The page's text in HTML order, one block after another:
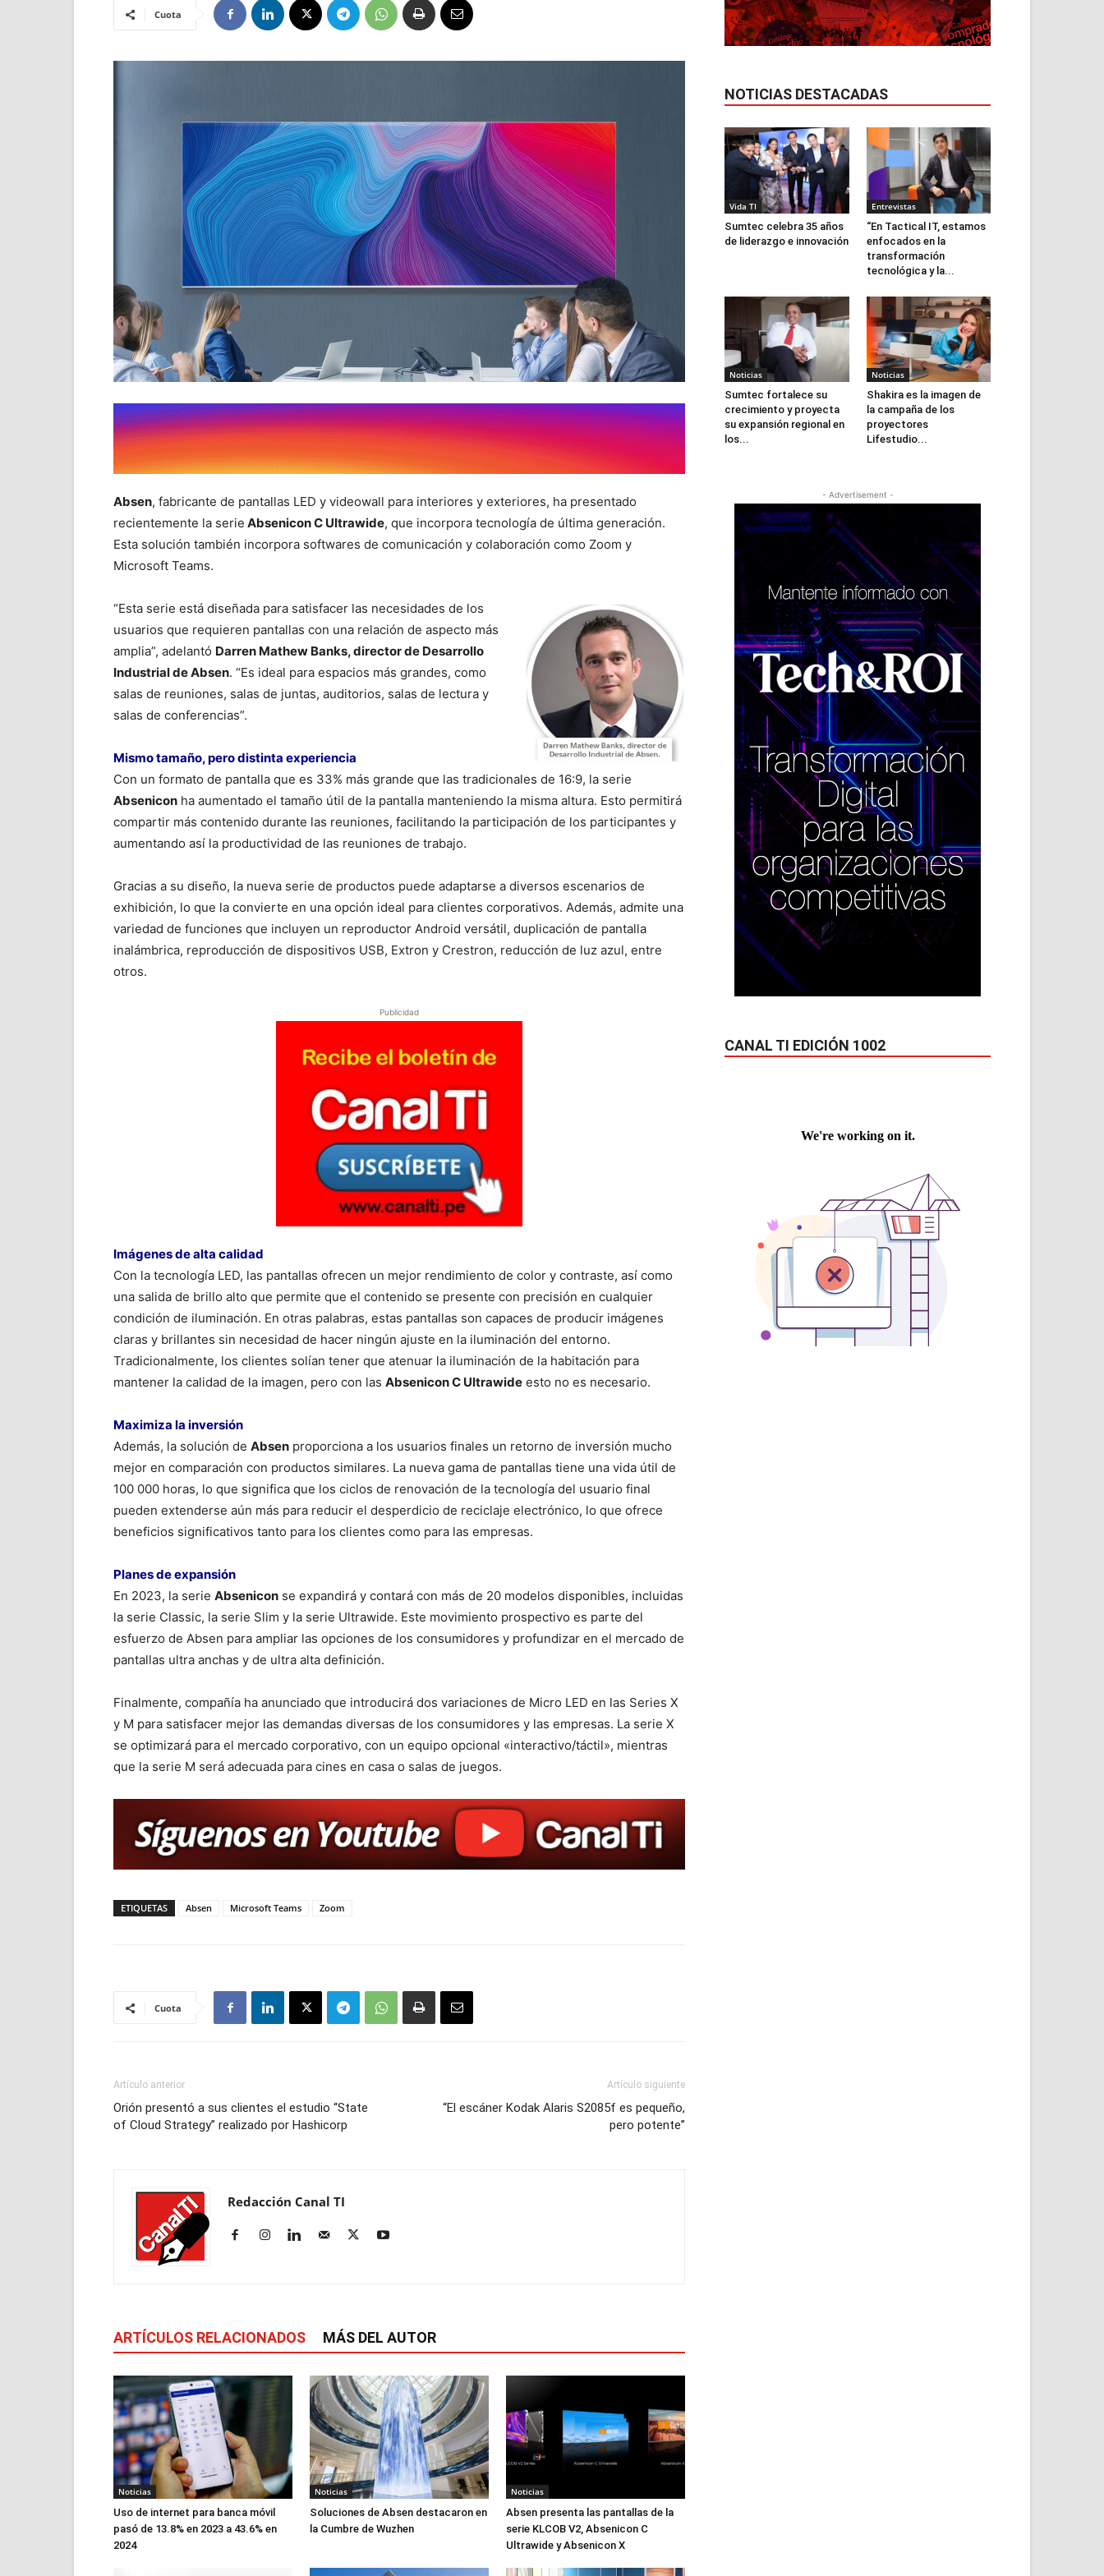
Cuota
Absen, fabricante de pantallas LED y videowall para interiores y exteriores, ha presentado
recientemente la serie Absenicon C Ultrawide, que incorpora tecnología de última generación.
Esta solución también incorpora softwares de comunicación y colaboración como Zoom y
Microsoft Teams.
“Esta serie está diseñada para satisfacer las necesidades de los
usuarios que requieren pantallas con una relación de aspecto más
amplia”, adelantó Darren Mathew Banks, director de Desarrollo
Industrial de Absen. “Es ideal para espacios más grandes, como
salas de reuniones, salas de juntas, auditorios, salas de lectura y
salas de conferencias”.
Mismo tamaño, pero distinta experiencia
Con un formato de pantalla que es 33% más grande que las tradicionales de 16:9, la serie
Absenicon ha aumentado el tamaño útil de la pantalla manteniendo la misma altura. Esto permitirá
compartir más contenido durante las reuniones, facilitando la participación de los participantes y
aumentando así la productividad de las reuniones de trabajo.
Gracias a su diseño, la nueva serie de productos puede adaptarse a diversos escenarios de
exhibición, lo que la convierte en una opción ideal para clientes corporativos. Además, admite una
variedad de funciones que incluyen un reproductor Android versátil, duplicación de pantalla
inalámbrica, reproducción de dispositivos USB, Extron y Crestron, reducción de luz azul, entre
otros.
Publicidad
Imágenes de alta calidad
Con la tecnología LED, las pantallas ofrecen un mejor rendimiento de color y contraste, así como
una salida de brillo alto que permite que el contenido se presente con precisión en cualquier
condición de iluminación. En otras palabras, estas pantallas son capaces de producir imágenes
claras y brillantes sin necesidad de hacer ningún ajuste en la iluminación del entorno.
Tradicionalmente, los clientes solían tener que atenuar la iluminación de la habitación para
mantener la calidad de la imagen, pero con las Absenicon C Ultrawide esto no es necesario.
Maximiza la inversión
Además, la solución de Absen proporciona a los usuarios finales un retorno de inversión mucho
mejor en comparación con productos similares. La nueva gama de pantallas tiene una vida útil de
100 000 horas, lo que significa que los ciclos de renovación de la tecnología del usuario final
pueden extenderse aún más para reducir el desperdicio de reciclaje electrónico, lo que ofrece
beneficios significativos tanto para los clientes como para las empresas.
Planes de expansión
En 2023, la serie Absenicon se expandirá y contará con más de 20 modelos disponibles, incluidas
la serie Classic, la serie Slim y la serie Ultrawide. Este movimiento prospectivo es parte del
esfuerzo de Absen para ampliar las opciones de los consumidores y profundizar en el mercado de
pantallas ultra anchas y de ultra alta definición.
Finalmente, compañía ha anunciado que introducirá dos variaciones de Micro LED en las Series X
y M para satisfacer mejor las demandas diversas de los consumidores y las empresas. La serie X
se optimizará para el mercado corporativo, con un equipo opcional «interactivo/táctil», mientras
que la serie M será adecuada para cines en casa o salas de juegos.
ETIQUETAS Absen Microsoft Teams Zoom
Cuota
Artículo anterior
Orión presentó a sus clientes el estudio “State
of Cloud Strategy” realizado por Hashicorp
Artículo siguiente
“El escáner Kodak Alaris S2085f es pequeño,
pero potente”
Redacción Canal TI
ARTÍCULOS RELACIONADOS MÁS DEL AUTOR
Noticias
Uso de internet para banca móvil
pasó de 13.8% en 2023 a 43.6% en
2024
Noticias
Soluciones de Absen destacaron en
la Cumbre de Wuzhen
Noticias
Absen presenta las pantallas de la
serie KLCOB V2, Absenicon C
Ultrawide y Absenicon X
NOTICIAS DESTACADAS
Vida TI
Sumtec celebra 35 años
de liderazgo e innovación
Entrevistas
“En Tactical IT, estamos
enfocados en la
transformación
tecnológica y la...
Noticias
Sumtec fortalece su
crecimiento y proyecta
su expansión regional en
los...
Noticias
Shakira es la imagen de
la campaña de los
proyectores
Lifestudio...
- Advertisement -
CANAL TI EDICIÓN 1002